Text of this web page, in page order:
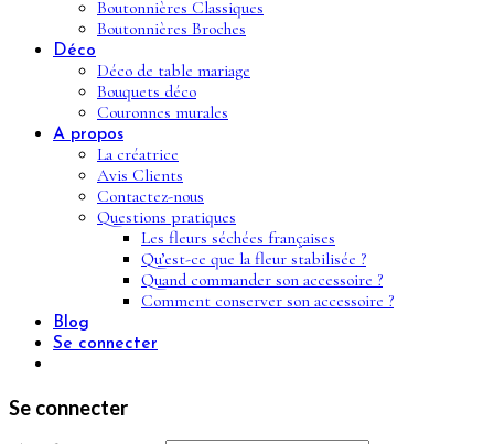
Boutonnières Classiques
Boutonnières Broches
Déco
Déco de table mariage
Bouquets déco
Couronnes murales
A propos
La créatrice
Avis Clients
Contactez-nous
Questions pratiques
Les fleurs séchées françaises
Qu’est-ce que la fleur stabilisée ?
Quand commander son accessoire ?
Comment conserver son accessoire ?
Blog
Se connecter
Se connecter